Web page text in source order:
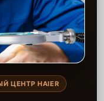
ЦЕНТР HAIER